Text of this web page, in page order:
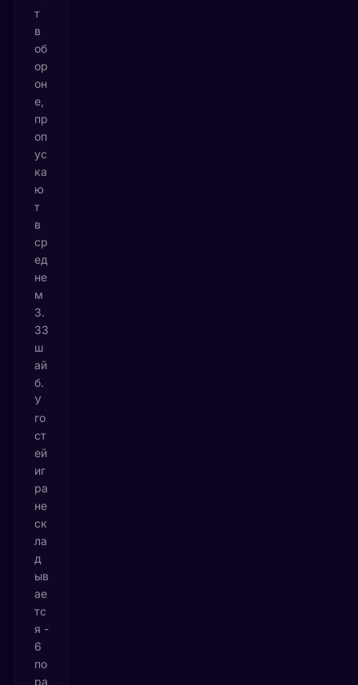
т
в
об
ор
он
е,
пр
оп
ус
ка
ю
т
в
ср
ед
не
м
3.
33
ш
ай
б.
У
го
ст
ей
иг
ра
не
ск
ла
д
ыв
ае
тс
я -
6
по
ра